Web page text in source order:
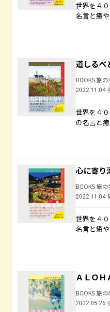
世界を４
名言と癒
道しるべ
BOOKS 旅
2022.11.04
世界を４
の名言と
心に寄り
BOOKS 旅
2022.11.04
世界を４
名言と癒
ＡＬＯＨ
BOOKS 旅
2022.05.26